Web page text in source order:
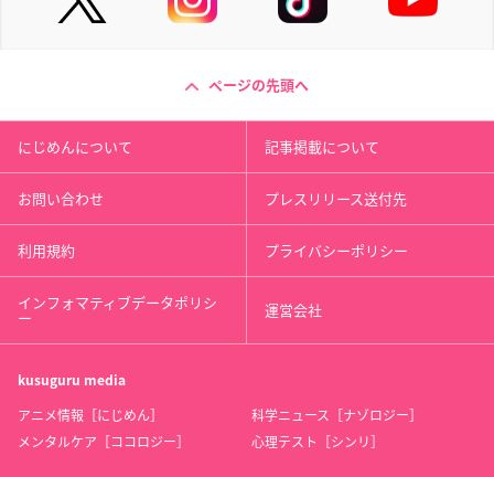
ページの先頭へ
にじめんについて 記事掲載について
お問い合わせ プレスリリース送付先
利用規約 プライバシーポリシー
インフォマティブデータポリシ
ー 運営会社
kusuguru media
アニメ情報［にじめん］
科学ニュース［ナゾロジー］
メンタルケア［ココロジー］
心理テスト［シンリ］